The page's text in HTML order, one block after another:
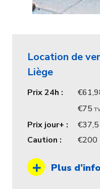
Location de
Liège
Prix 24h :
75
Prix jour+ :
37,5
Caution :
200
Plus